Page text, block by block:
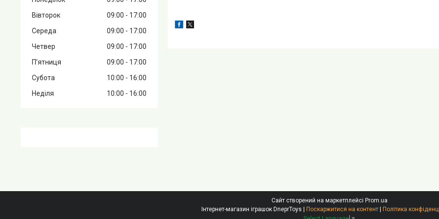
Вівторок
09:00
17:00
Середа
09:00
17:00
Четвер
09:00
17:00
Пʼятниця
09:00
17:00
Субота
10:00
16:00
Неділя
10:00 16:00
Сайт створений на маркетплейсі Prom.ua
Інтернет-магазин іграшок DneprToys | Поскаржитися на контент | Політика